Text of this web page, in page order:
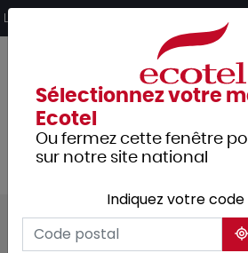
Livraison offerte dès 249€ HT
Tous les produits
Arts de la
Vaisselle
Vaisselle
Sélectionnez votre
Ecotel
Ou fermez cette fenêtre
sur notre site national
Indiquez votre
Panneau de gestion des cookies